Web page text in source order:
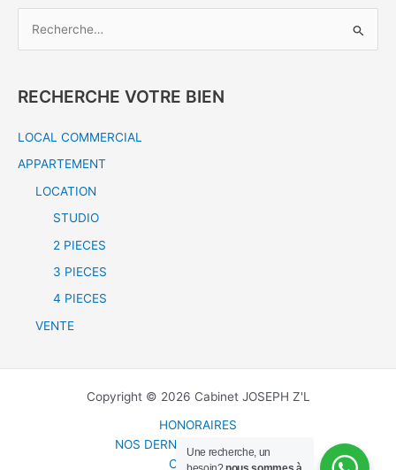
h
r
c
RECHERCHE VOTRE BIEN
LOCAL COMMERCIAL
APPARTEMENT
LOCATION
STUDIO
2 PIECES
3 PIECES
4 PIECES
VENTE
Copyright © 2026 Cabinet JOSEPH Z'L
HONORAIRES
NOS DERNIERES ANNONCES
CONTACT
Une recherche, un